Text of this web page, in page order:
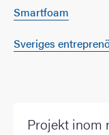
Smartfoam
Sveriges
Projekt inom